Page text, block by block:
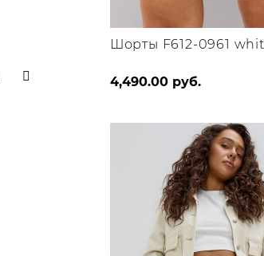
Шорты F612-0961
4,490.00руб.Этот
имеет
несколько
вариаций.
Опции
можно
выбрать
на